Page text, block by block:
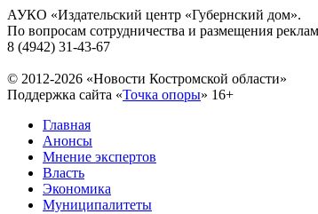
АУКО «Издательский центр «Губернский дом».
По вопросам сотрудничества и размещения
8 (4942) 31-43-67
© 2012-2026 «Новости Костромской области»
Поддержка сайта «Точка опоры» 16+
Главная
Анонсы
Мнение экспертов
Власть
Экономика
Муниципалитеты